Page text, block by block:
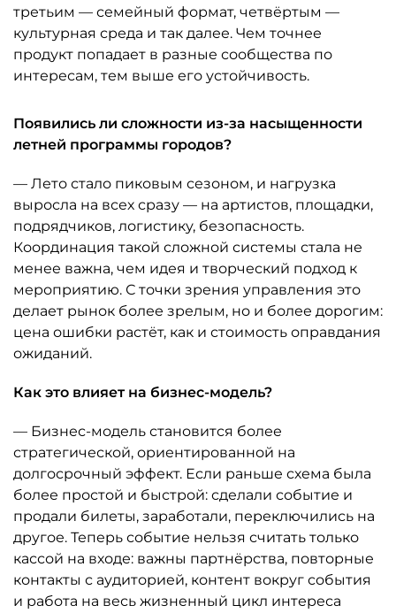
третьим — семейный формат, четвёртым —
культурная среда и так далее. Чем точнее
продукт попадает в разные сообщества по
интересам, тем выше его устойчивость.
Появились ли сложности из-за насыщенности
летней программы городов?
— Лето стало пиковым сезоном, и нагрузка
выросла на всех сразу — на артистов, площадки,
подрядчиков, логистику, безопасность.
Координация такой сложной системы стала не
менее важна, чем идея и творческий подход к
мероприятию. С точки зрения управления это
делает рынок более зрелым, но и более дорогим:
цена ошибки растёт, как и стоимость оправдания
ожиданий.
Как это влияет на бизнес-модель?
— Бизнес-модель становится более
стратегической, ориентированной на
долгосрочный эффект. Если раньше схема была
более простой и быстрой: сделали событие и
продали билеты, заработали, переключились на
другое. Теперь событие нельзя считать только
кассой на входе: важны партнёрства, повторные
контакты с аудиторией, контент вокруг события
и работа на весь жизненный цикл интереса